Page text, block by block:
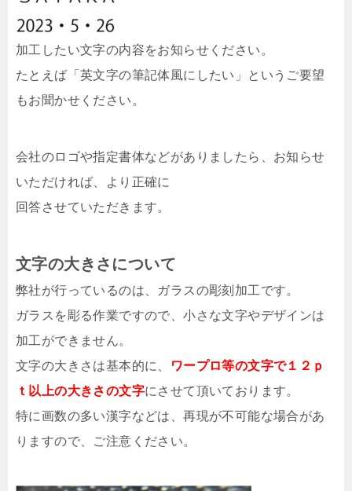
加工したい文字の内容をお知らせください。
たとえば「英文字の筆記体風にしたい」というご要望
もお聞かせください。
会社のロゴや指定書体などがありましたら、お知らせ
いただければ、より正確に
回答させていただきます。
文字の大きさについて
弊社が行っているのは、ガラスの彫刻加工です。
ガラスを彫る作業ですので、小さな文字やデザインは
加工ができません。
文字の大きさは基本的に、
ワープロ等の文字で１２ｐ
ｔ以上の大きさの文字にさせて頂いております。
特に画数の多い漢字などは、再現が不可能な場合があ
りますので、ご注意ください。